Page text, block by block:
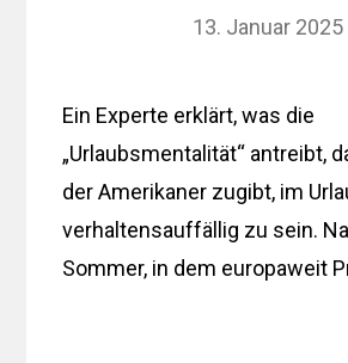
13. Januar 2025
Ein Experte erklärt, was die
„Urlaubsmentalität“ antreibt,
der Amerikaner zugibt, im
verhaltensauffällig zu sein.
Sommer, in dem europaweit